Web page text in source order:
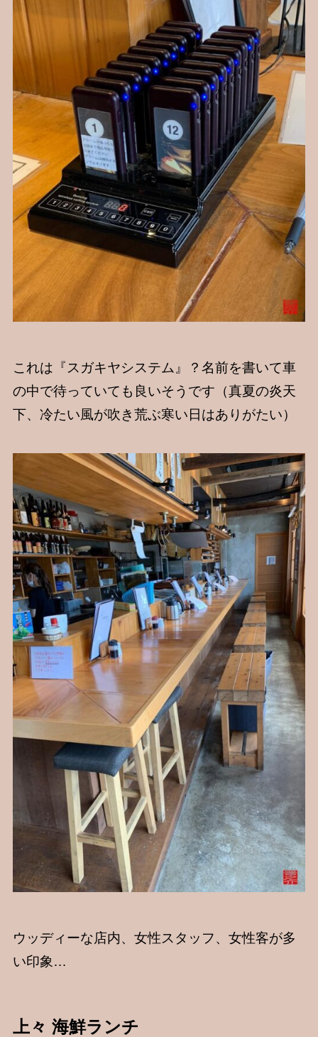
これは『スガキヤシステム』？名前を書いて車
の中で待っていても良いそうです（真夏の炎天
下、冷たい風が吹き荒ぶ寒い日はありがたい）
ウッディーな店内、女性スタッフ、女性客が多
い印象…
上々 海鮮ランチ